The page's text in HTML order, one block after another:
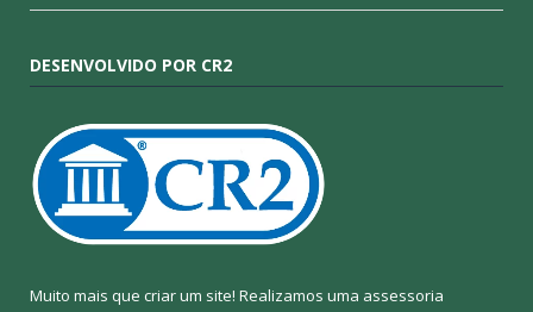
DESENVOLVIDO POR CR2
Muito mais que criar um site! Realizamos uma assessoria